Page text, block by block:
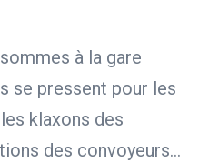
à la gare
se pressent pour les
klaxons des
des convoyeurs…